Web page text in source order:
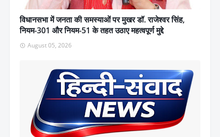
विधानसभा में जनता की समस्याओं पर मुखर डॉ. राजेश्वर सिंह,
नियम-301 और नियम-51 के तहत उठाए महत्वपूर्ण मुद्दे
August 05, 2026